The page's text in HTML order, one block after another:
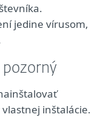
jedine vírusom,
pozorný
inštalácie.